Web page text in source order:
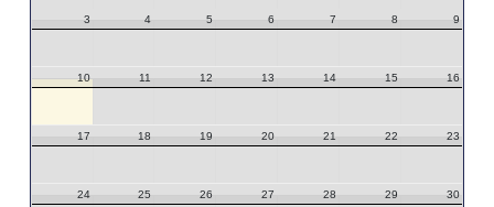
3 4 5 6 7 8 9
10 11 12 13 14 15 16
17 18 19 20 21 22 23
24 25 26 27 28 29 30